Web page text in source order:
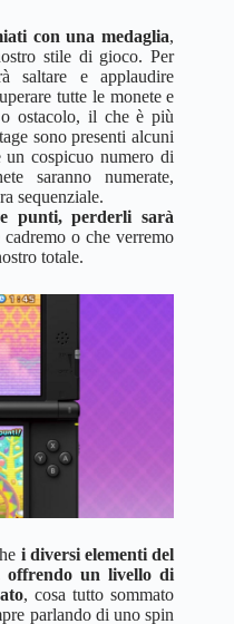
con una medaglia,
stile di gioco. Per
saltare e applaudire
tutte le monete e
ostacolo, il che è più
sono presenti alcuni
un cospicuo numero di
saranno numerate,
sequenziale.
punti, perderli sarà
o che verremo
totale.
i diversi elementi del
offrendo un livello di
, cosa tutto sommato
parlando di uno spin